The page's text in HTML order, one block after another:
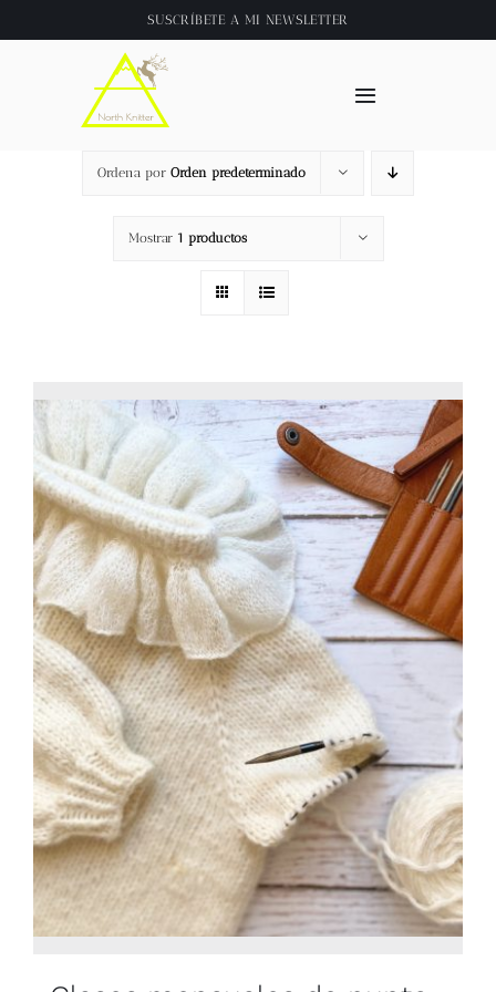
al
SUSCRÍBETE A MI NEWSLETTER
Toggle
Inicio
About
Tienda
Videos
Blog
Contacto
Newsletter
Carrito
Mi cuenta
Ordena por Orden predeterminado
Mostrar 1 productos